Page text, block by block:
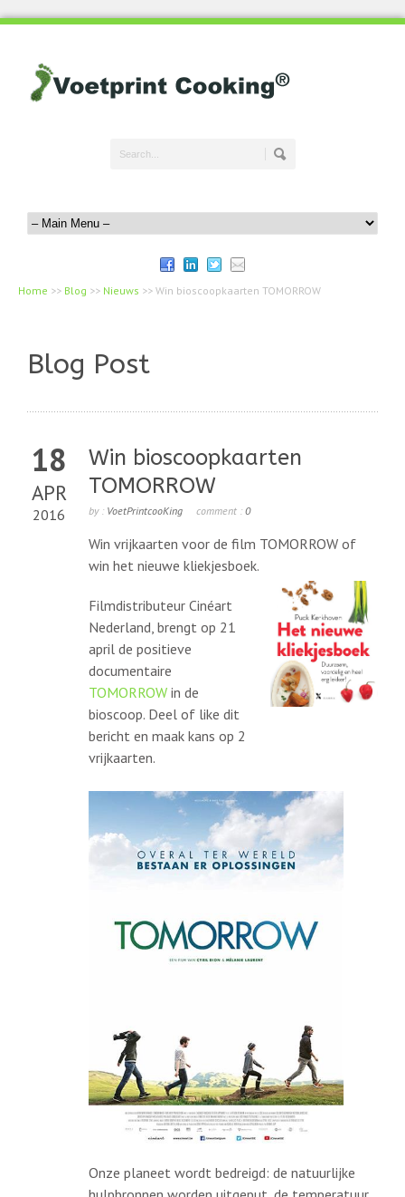
Home >> Blog >> Nieuws >> Win bioscoopkaarten TOMORROW
Blog Post
18
APR
2016
Win bioscoopkaarten
TOMORROW
by : VoetPrintcooKing comment : 0
Win vrijkaarten voor de film TOMORROW of
win het nieuwe kliekjesboek.
Filmdistributeur Cinéart
Nederland, brengt op 21
april de positieve
documentaire
TOMORROW in de
bioscoop. Deel of like dit
bericht en maak kans op 2
vrijkaarten.
Onze planeet wordt bedreigd: de natuurlijke